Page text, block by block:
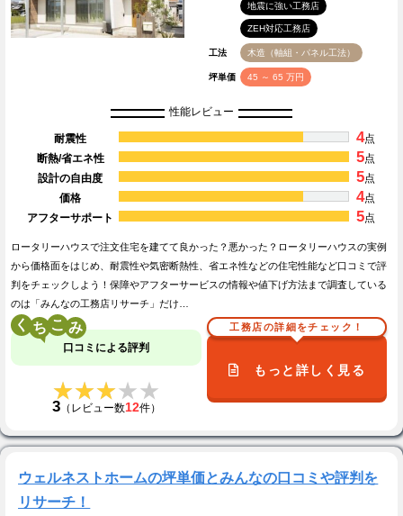
地震に強い工務店
ZEH対応工務店
工法 木造（軸組・パネル工法）
坪単価 45 ～ 65 万円
性能レビュー
耐震性 4点
断熱/省エネ性
5点
設計の自由度
5点
価格
4点
アフターサポート
5点
ロータリーハウスで注文住宅を建てて良かった？悪かった？ロータリーハウスの実例
から価格面をはじめ、耐震性や気密断熱性、省エネ性などの住宅性能など口コミで評
判をチェックしよう！保障やアフターサービスの情報や値下げ方法まで調査している
のは「みんなの工務店リサーチ」だけ…
く こ
口コミによる評判
★★★★★
★★★★★
3（レビュー数12件）
工務店の詳細をチェック！
もっと詳しく見る
ウェルネストホームの坪単価とみんなの口コミや評判を
リサーチ！